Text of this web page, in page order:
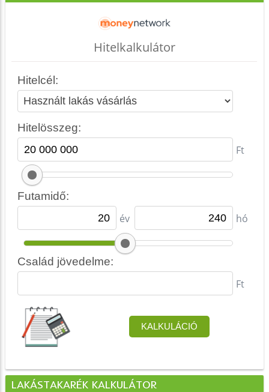
LAKÁSTAKARÉK KALKULÁTOR